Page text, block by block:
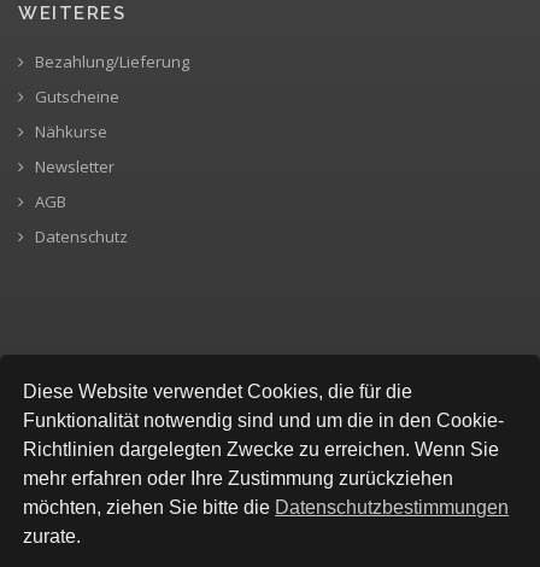
Diese Website verwendet Cookies, die für die
Funktionalität notwendig sind und um die in den Cookie-
Richtlinien dargelegten Zwecke zu erreichen. Wenn Sie
mehr erfahren oder Ihre Zustimmung zurückziehen
möchten, ziehen Sie bitte die Datenschutzbestimmungen
zurate.
WEITERES
Bezahlung/Lieferung
Gutscheine
Nähkurse
Newsletter
AGB
Datenschutz
SICHERE BEZAHLUNG